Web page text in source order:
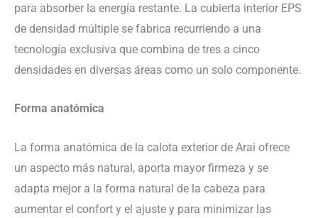
para absorber la energía restante. La cubierta interior EPS
de densidad múltiple se fabrica recurriendo a una
tecnología exclusiva que combina de tres a cinco
densidades en diversas áreas como un solo componente.
Forma anatómica
La forma anatómica de la calota exterior de Arai ofrece
un aspecto más natural, aporta mayor firmeza y se
adapta mejor a la forma natural de la cabeza para
aumentar el confort y el ajuste y para minimizar las